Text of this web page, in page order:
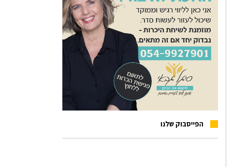
הפייסבוק שלנו